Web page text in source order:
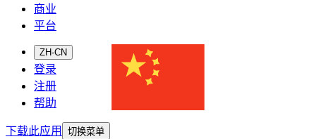
商业
平台
ZH-CN
登录
注册
帮助
下载此应用
切换菜单